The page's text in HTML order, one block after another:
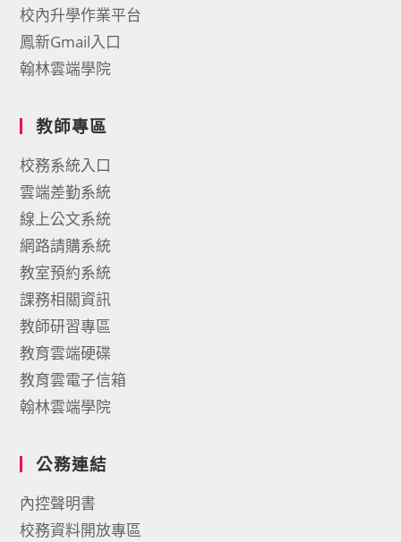
校內升學作業平台
鳳新Gmail入口
翰林雲端學院
教師專區
校務系統入口
雲端差勤系統
線上公文系統
網路請購系統
教室預約系統
課務相關資訊
教師研習專區
教育雲端硬碟
教育雲電子信箱
翰林雲端學院
公務連結
內控聲明書
校務資料開放專區